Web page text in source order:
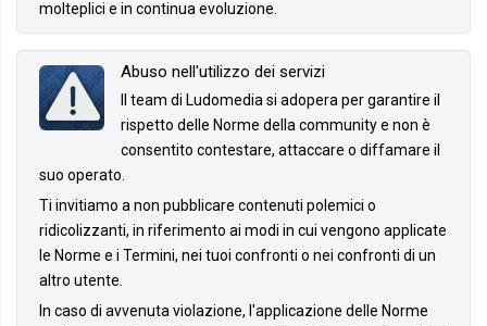
molteplici e in continua evoluzione.
Abuso nell'utilizzo dei servizi
Il team di Ludomedia si adopera per garantire il
rispetto delle Norme della community e non è
consentito contestare, attaccare o diffamare il
suo operato.
Ti invitiamo a non pubblicare contenuti polemici o
ridicolizzanti, in riferimento ai modi in cui vengono applicate
le Norme e i Termini, nei tuoi confronti o nei confronti di un
altro utente.
In caso di avvenuta violazione, l'applicazione delle Norme